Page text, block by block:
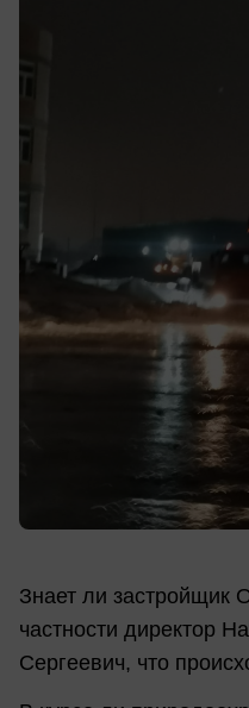
Знает ли
частности директор
Сергеевич, что